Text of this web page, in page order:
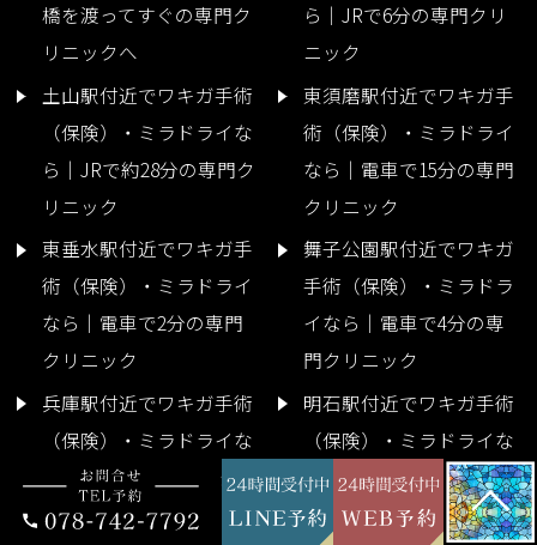
橋を渡ってすぐの専門ク
リニックへ
ら｜JRで6分の専門クリ
ニック
土山駅付近でワキガ手術
（保険）・ミラドライな
ら｜JRで約28分の専門ク
リニック
東須磨駅付近でワキガ手
術（保険）・ミラドライ
なら｜電車で15分の専門
クリニック
東垂水駅付近でワキガ手
術（保険）・ミラドライ
なら｜電車で2分の専門
クリニック
舞子公園駅付近でワキガ
手術（保険）・ミラドラ
イなら｜電車で4分の専
門クリニック
兵庫駅付近でワキガ手術
（保険）・ミラドライな
ら｜JRで13分の専門クリ
ニックへ
明石駅付近でワキガ手術
（保険）・ミラドライな
ら｜JRで5分の専門クリ
ニック